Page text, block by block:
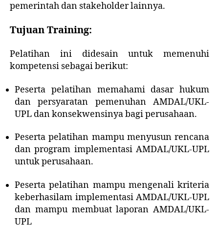
pemerintah dan stakeholder lainnya.
Tujuan Training:
Pelatihan ini didesain untuk memenuhi
kompetensi sebagai berikut:
Peserta pelatihan memahami dasar hukum
dan persyaratan pemenuhan AMDAL/UKL-
UPL dan konsekwensinya bagi perusahaan.
Peserta pelatihan mampu menyusun rencana
dan program implementasi AMDAL/UKL-UPL
untuk perusahaan.
Peserta pelatihan mampu mengenali kriteria
keberhasilam implementasi AMDAL/UKL-UPL
dan mampu membuat laporan AMDAL/UKL-
UPL